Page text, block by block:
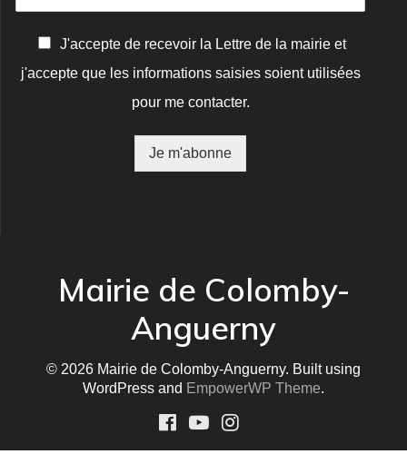
n
J'accepte de recevoir la Lettre de la mairie et
j'accepte que les informations saisies soient utilisées
pour me contacter.
Je m'abonne
Mairie de Colomby-
Anguerny
© 2026 Mairie de Colomby-Anguerny. Built using
WordPress and EmpowerWP Theme.